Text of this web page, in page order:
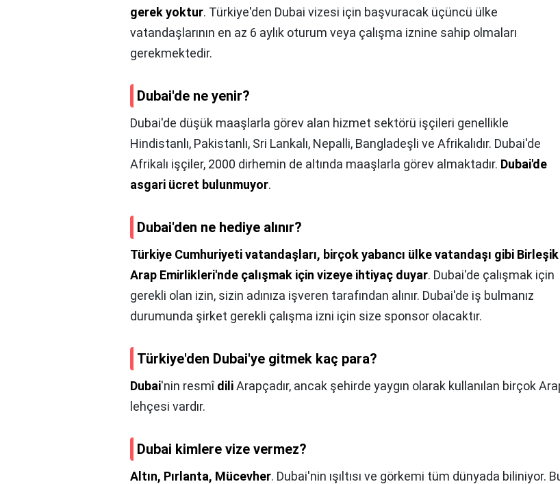
gerek yoktur. Türkiye'den Dubai vizesi için başvuracak üçüncü ülke
vatandaşlarının en az 6 aylık oturum veya çalışma iznine sahip olmaları
gerekmektedir.
Dubai'de ne yenir?
Dubai'de düşük maaşlarla görev alan hizmet sektörü işçileri genellikle
Hindistanlı, Pakistanlı, Sri Lankalı, Nepalli, Bangladeşli ve Afrikalıdır. Dubai'de
Afrikalı işçiler, 2000 dirhemin de altında maaşlarla görev almaktadır. Dubai'de
asgari ücret bulunmuyor.
Dubai'den ne hediye alınır?
Türkiye Cumhuriyeti vatandaşları, birçok yabancı ülke vatandaşı gibi Birleşik
Arap Emirlikleri'nde çalışmak için vizeye ihtiyaç duyar. Dubai'de çalışmak için
gerekli olan izin, sizin adınıza işveren tarafından alınır. Dubai'de iş bulmanız
durumunda şirket gerekli çalışma izni için size sponsor olacaktır.
Türkiye'den Dubai'ye gitmek kaç para?
Dubai'nin resmîdiliArapçadır, ancak şehirde yaygın olarak kullanılan birçok
lehçesi vardır.
Dubai kimlere vize vermez?
Altın, Pırlanta, Mücevher. Dubai'nin ışıltısı ve görkemi tüm dünyada biliniyor.